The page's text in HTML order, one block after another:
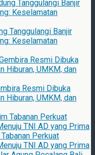
Tanggulangi Banjir
Keselamatan
Resmi Dibuka
Hiburan, UMKM, dan
Perkuat
TNI AD yang Prima